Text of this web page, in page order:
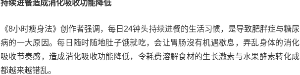
持续进餐造成消化吸收功能降低
《8小时瘦身法》创作者强调，每日24钟头持续进餐的生活习惯，是导致肥胖症与糖尿
病的一大原因。每日随时随地肚子饿就吃，会让胃肠沒有机遇歇息，弄乱身体的消化
吸收节奏感，造成消化吸收功能降低，令耗费溶解食材的生长激素与水果酵素转化成
都越来越错乱。